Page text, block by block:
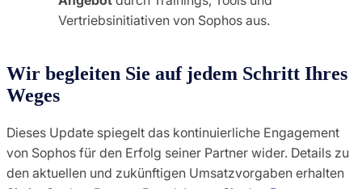
Vertriebsinitiativen von Sophos aus.
Wir begleiten Sie auf jedem Schritt Ihres
Weges
Dieses Update spiegelt das kontinuierliche Engagement
von Sophos für den Erfolg seiner Partner wider. Details zu
den aktuellen und zukünftigen Umsatzvorgaben erhalten